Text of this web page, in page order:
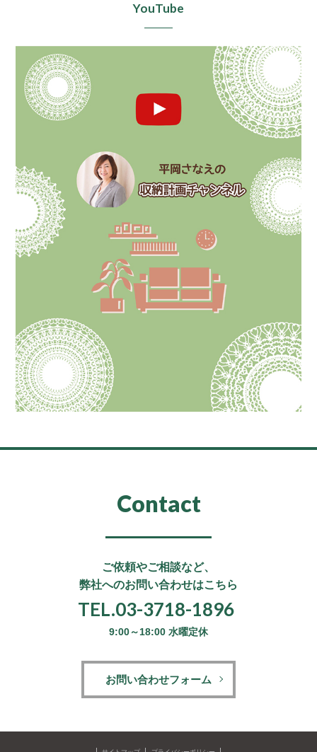
YouTube
Contact
ご依頼やご相談など、
弊社へのお問い合わせはこちら
TEL.03-3718-1896
9:00～18:00 水曜定休
お問い合わせフォーム